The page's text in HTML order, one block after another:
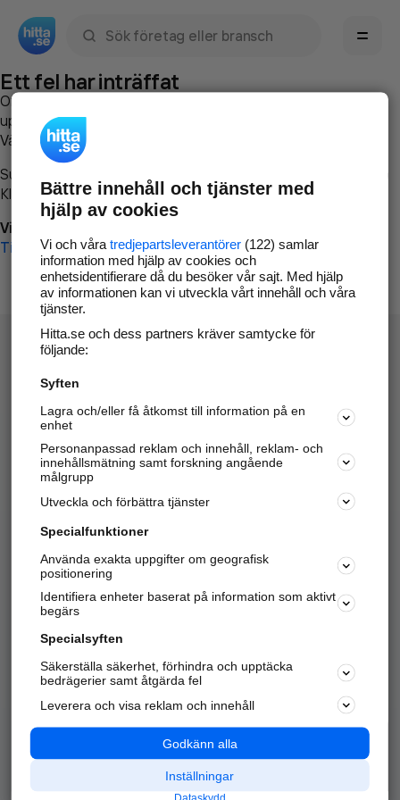
Ett fel har inträffat
Om du vill kan du
uppstod så att vi lättare och snabbare kan avhjälpa det.
Vänligen försök med följande:
Surfa till
Klicka påTillbaka-knappen i webbläsaren och försök igen
Vi beklagar besväret!
Till startsidan
Hitta.se - Gratis nummerupplysning.
Sök företag, personer och platser.
Hitta telefonnummer, adresser, företagsinfo mm.
Marknadsför företaget
Kom igång och annonsera mot
samarbetspartners nära dig.
Alla kategorier
Populära sökningar
API & Kartor
Annonsera
Integritet
Nödnummer
Bättre innehåll och tjänster med
hjälp av cookies
Vi och våra tredjepartsleverantörer(122) samlar
information med hjälp av cookies och
enhetsidentifierare då du besöker vår sajt. Med hjälp
av informationen kan vi utveckla vårt innehåll och våra
tjänster.
Hitta.se och dess partners kräver samtycke för
följande:
Syften
Lagra och/eller få åtkomst till information på en
enhet
Personanpassad reklam och innehåll, reklam- och
innehållsmätning samt forskning angående
målgrupp
Utveckla och förbättra tjänster
Specialfunktioner
Använda exakta uppgifter om geografisk
positionering
Identifiera enheter baserat på information som aktivt
begärs
Specialsyften
Säkerställa säkerhet, förhindra och upptäcka
bedrägerier samt åtgärda fel
Leverera och visa reklam och innehåll
Godkänn alla
Inställningar
Dataskydd